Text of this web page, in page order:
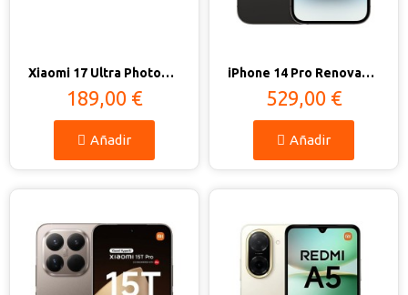
Vista rápida Xiaomi 17 Ultra Photography Kit Pro
189,00 €
Añadir
Vista rápida iPhone 14 Pro Renovado - Estado Excelente
529,00 €
Añadir